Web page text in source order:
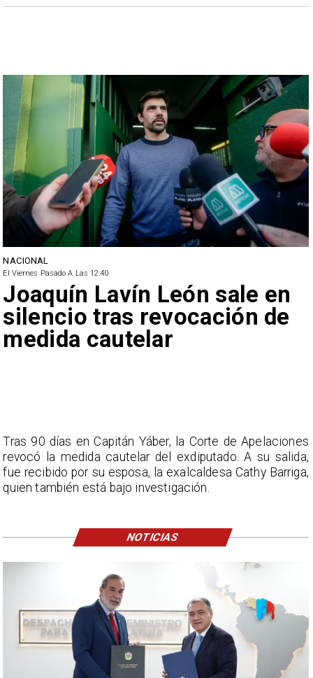
NACIONAL
El Viernes Pasado A Las 12:40
Joaquín Lavín León sale en
silencio tras revocación de
medida cautelar
Tras 90 días en Capitán Yáber, la Corte de Apelaciones
revocó la medida cautelar del exdiputado. A su salida,
fue recibido por su esposa, la exalcaldesa Cathy Barriga,
quien también está bajo investigación.
NOTICIAS